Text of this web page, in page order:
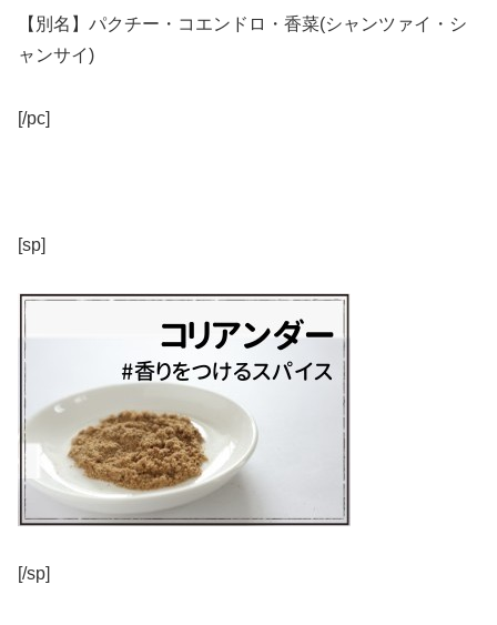
【別名】パクチー・コエンドロ・香菜(シャンツァイ・シ
ャンサイ)
[/pc]
[sp]
[/sp]